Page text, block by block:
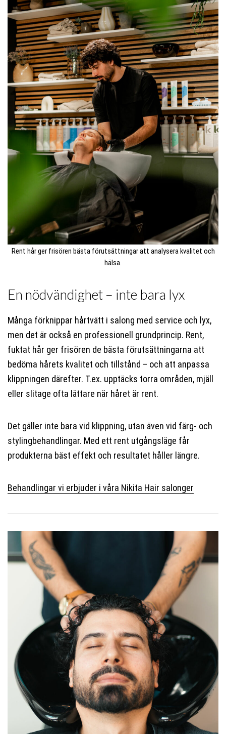
Rent hår ger frisören bästa förutsättningar att analysera kvalitet och
hälsa.
En nödvändighet – inte bara lyx
Många förknippar hårtvätt i salong med service och lyx,
men det är också en professionell grundprincip. Rent,
fuktat hår ger frisören de bästa förutsättningarna att
bedöma hårets kvalitet och tillstånd – och att anpassa
klippningen därefter. T.ex. upptäcks torra områden, mjäll
eller slitage ofta lättare när håret är rent.
Det gäller inte bara vid klippning, utan även vid färg- och
stylingbehandlingar. Med ett rent utgångsläge får
produkterna bäst effekt och resultatet håller längre.
Behandlingar vi erbjuder i våra Nikita Hair salonger